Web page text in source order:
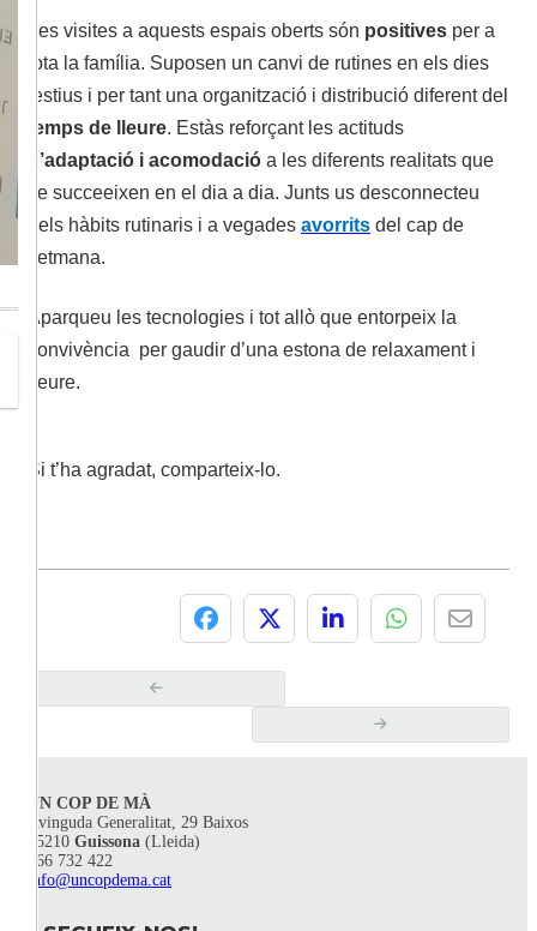
Les visites a aquests espais oberts són positives per a
tota la família. Suposen un canvi de rutines en els dies
festius i per tant una organització i distribució diferent del
temps de lleure. Estàs reforçant les actituds
d’adaptació i acomodació a les diferents realitats que
se succeeixen en el dia a dia. Junts us desconnecteu
dels hàbits rutinaris i a vegades avorrits del cap de
setmana.
Aparqueu les tecnologies i tot allò que entorpeix la
convivència per gaudir d’una estona de relaxament i
lleure.
Si t’ha agradat, comparteix-lo.
UN COP DE MÀ
Avinguda Generalitat, 29 Baixos
25210 Guissona (Lleida)
666 732 422
info@uncopdema.cat